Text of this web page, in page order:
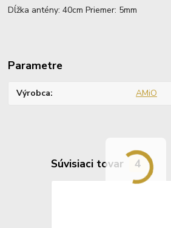
Dĺžka antény: 40cm Priemer: 5mm
Parametre
Výrobca AMiO
Súvisiaci tovar 4